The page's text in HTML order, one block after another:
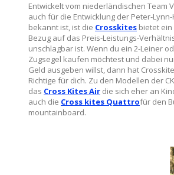
Entwickelt vom niederländischen Team
auch für die Entwicklung der Peter-
bekannt ist, ist die Crosskites bietet ein
Bezug auf das Preis-Leistungs-
unschlagbar ist. Wenn du ein 2-Leiner
Zugsegel kaufen möchtest und dabei
Geld ausgeben willst, dann hat
Richtige für dich. Zu den Modellen der
das Cross Kites Air die sich eher an
auch die Cross kites Quattrofür den
mountainboard.